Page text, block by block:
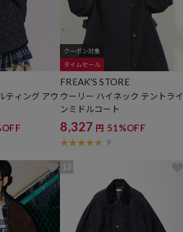
ティング アウ
クーポン対象
タイムセール
FREAK'S STORE
ウーリー ハイネック テントライ
ンミドルコート
8,327 円 51%OFF
9
13